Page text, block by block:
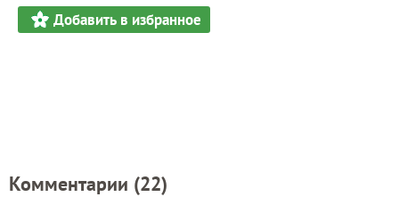
Добавить в избранное
Комментарии (22)